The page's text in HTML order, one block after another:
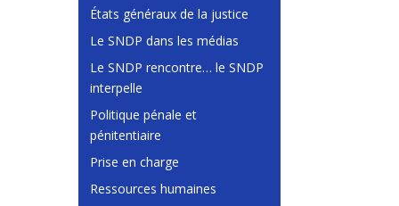
États généraux de la justice
Le SNDP dans les médias
Le SNDP rencontre… le SNDP
interpelle
Politique pénale et
pénitentiaire
Prise en charge
Ressources humaines